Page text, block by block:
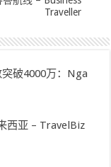
Traveller
破4000万：Nga
西亚 – TravelBiz